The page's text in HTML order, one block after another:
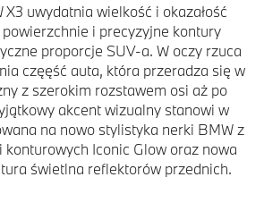
uwydatnia wielkość i okazałość
i precyzyjne kontury
proporcje SUV-a. W oczy rzuca
częęść auta, która przeradza się w
z szerokim rozstawem osi aż po
akcent wizualny stanowi w
na nowo stylistyka nerki BMW z
Iconic Glow oraz nowa
świetlna reflektorów przednich.